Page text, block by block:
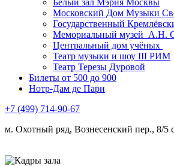
Белый зал Мэрия Москвы
Московский Дом Музыки
Государственный
Мемориальный музей А.Н.
Центральный дом учёных
Театр музыки и шоу III РИМ
Театр Терезы Дуровой
Билеты от 500 до 900
Нотр-Дам де Пари
+7 (499) 714-90-67
м. Охотный ряд, Вознесенский пер., 8/5